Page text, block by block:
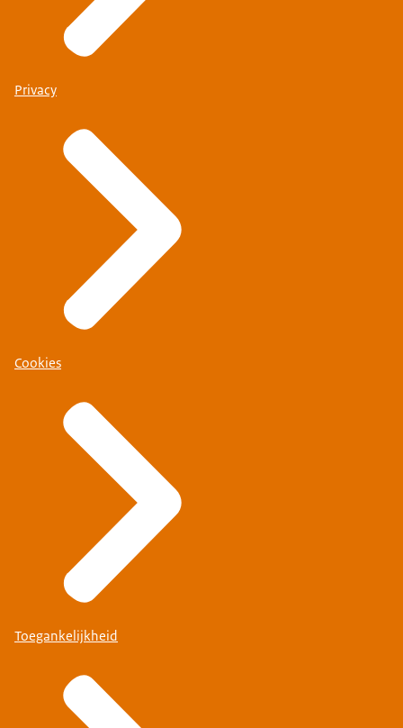
Privacy
Cookies
Toegankelijkheid